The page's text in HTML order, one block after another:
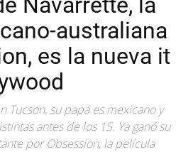
australiana
es la nueva it
Tucson, su papá es mexicano y
antes de los 15. Ya ganó su
por Obsession, la película